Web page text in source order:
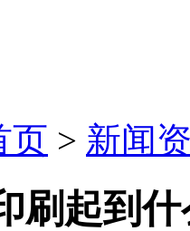
页 > 新闻
刷起到